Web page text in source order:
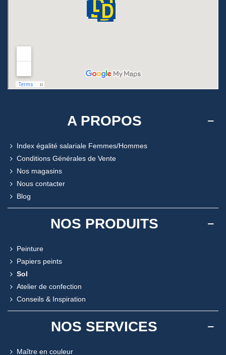
A PROPOS
Index égalité salariale Femmes/Hommes
Conditions Générales de Vente
Nos magasins
Nous contacter
Blog
NOS PRODUITS
Peinture
Papiers peints
Sol
Atelier de confection
Conseils & Inspiration
NOS SERVICES
Maître en couleur